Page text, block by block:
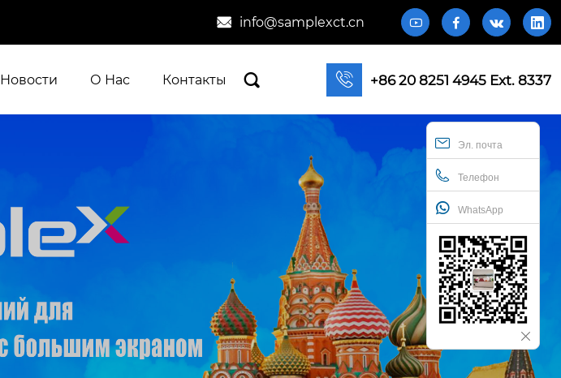
 info@samplexct.cn    
Новости О Нас Контакты   +86 20 8251 4945 Ext. 8337
Эл. почта
Телефон
WhatsApp